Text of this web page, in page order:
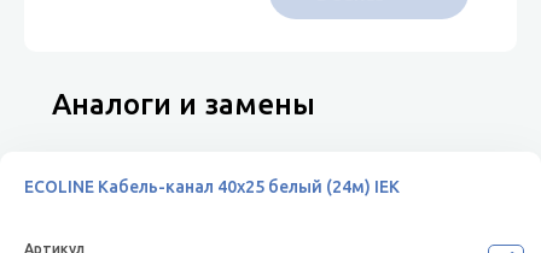
Аналоги и замены
ECOLINE Кабель-канал 40х25 белый (24м) IEK